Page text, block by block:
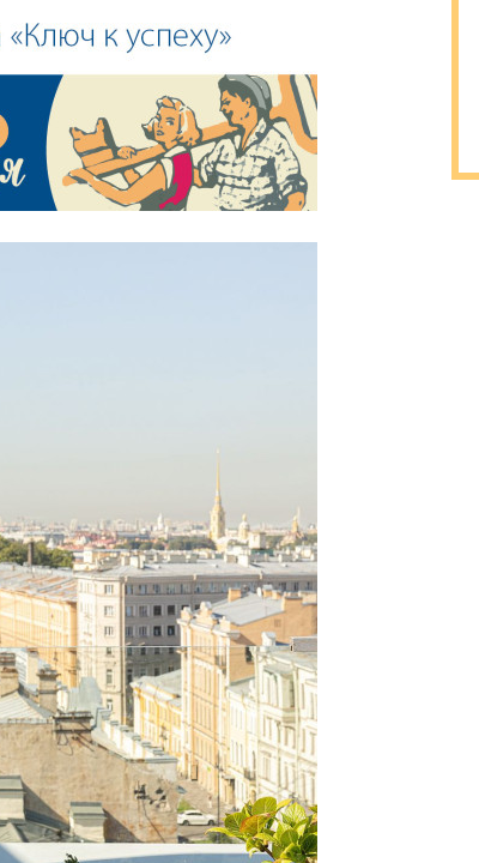
Валентина Калинина, Анжелика
Свинолобов, Александр Кравцов,
Кирилл Кудинов и др.